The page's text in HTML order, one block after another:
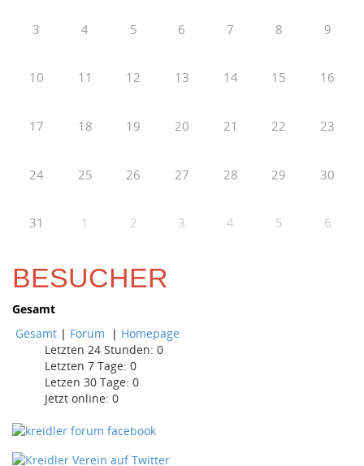
3 4 5 6 7 8 9
10 11 12 13 14 15 16
17 18 19 20 21 22 23
24 25 26 27 28 29 30
31 1 2 3 4 5 6
BESUCHER
Gesamt
Gesamt | Forum | Homepage
Letzten 24 Stunden: 0
Letzten 7 Tage: 0
Letzen 30 Tage: 0
Jetzt online: 0